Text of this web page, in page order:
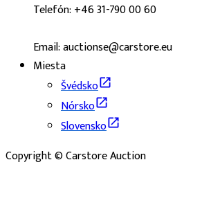
Telefón: +46 31-790 00 60
Email: auctionse@carstore.eu
Miesta
Švédsko
Nórsko
Slovensko
Copyright © Carstore Auction